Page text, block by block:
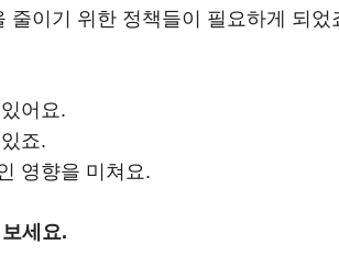
줄이기 위한 정책들이 필요하게 되었
어요.
죠.
영향을 미쳐요.
세요.